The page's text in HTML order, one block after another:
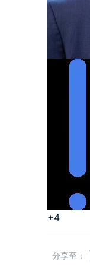
+4
分享至：